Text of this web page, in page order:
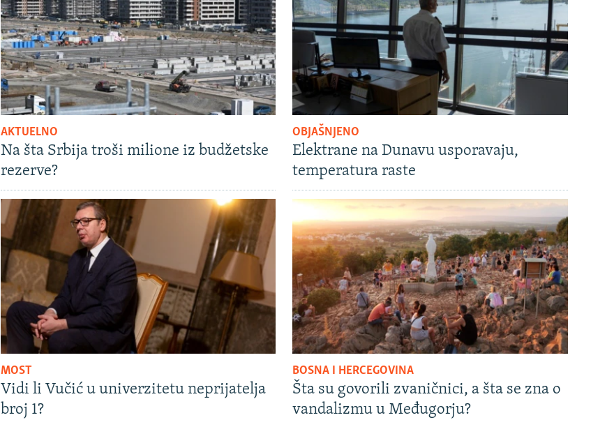
AKTUELNO
Na šta Srbija troši milione iz budžetske
rezerve?
OBJAŠNJENO
Elektrane na Dunavu usporavaju,
temperatura raste
MOST
Vidi li Vučić u univerzitetu neprijatelja
broj 1?
BOSNA I HERCEGOVINA
Šta su govorili zvaničnici, a šta se zna o
vandalizmu u Međugorju?